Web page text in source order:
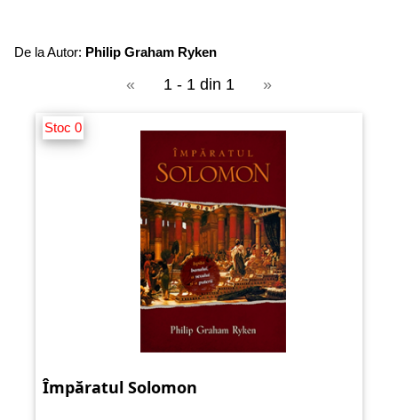
De la Autor: Philip Graham Ryken
« 1 - 1 din 1 »
Stoc 0
Împăratul Solomon